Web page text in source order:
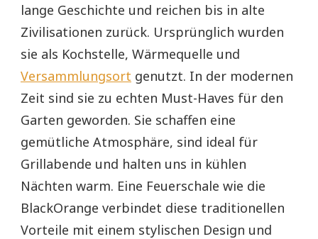
lange Geschichte und reichen bis in alte
Zivilisationen zurück. Ursprünglich wurden
sie als Kochstelle, Wärmequelle und
Versammlungsort genutzt. In der modernen
Zeit sind sie zu echten Must-Haves für den
Garten geworden. Sie schaffen eine
gemütliche Atmosphäre, sind ideal für
Grillabende und halten uns in kühlen
Nächten warm. Eine Feuerschale wie die
BlackOrange verbindet diese traditionellen
Vorteile mit einem stylischen Design und